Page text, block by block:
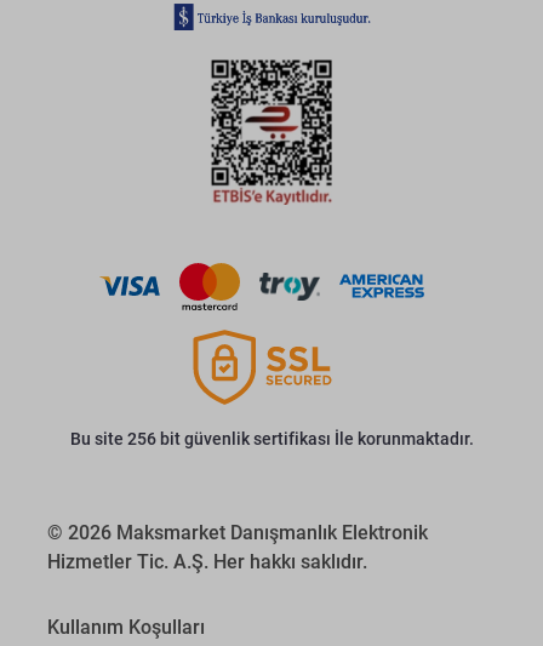
Bu site 256 bit güvenlik sertifikası İle korunmaktadır.
© 2026 Maksmarket Danışmanlık Elektronik
Hizmetler Tic. A.Ş. Her hakkı saklıdır.
Kullanım Koşulları